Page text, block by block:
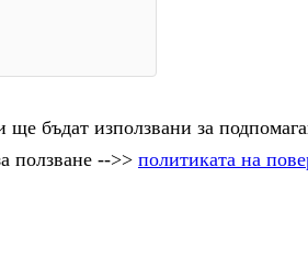
бъдат използвани за
ползване -->> политиката на